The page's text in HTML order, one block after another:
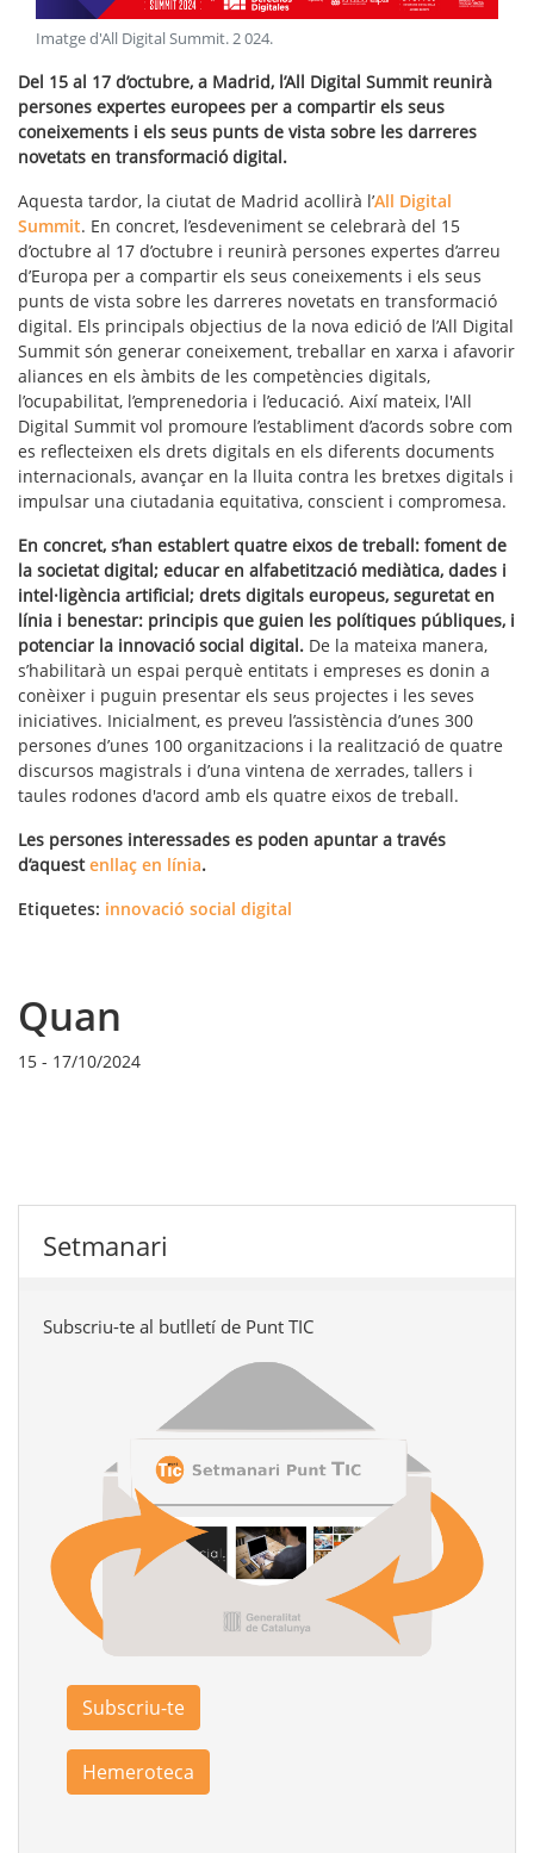
Imatge d'All Digital Summit.2 024.
Del 15 al 17 d’octubre, a Madrid, l’All Digital Summit reunirà
persones expertes europees per a compartir els seus
coneixements i els seus punts de vista sobre les darreres
novetats en transformació digital.
Aquesta tardor, la ciutat de Madrid acollirà l’All Digital
Summit. En concret, l’esdeveniment se celebrarà del 15
d’octubre al 17 d’octubre i reunirà persones expertes d’arreu
d’Europa per a compartir els seus coneixements i els seus
punts de vista sobre les darreres novetats en transformació
digital. Els principals objectius de la nova edició de l’All Digital
Summit són generar coneixement, treballar en xarxa i afavorir
aliances en els àmbits de les competències digitals,
l’ocupabilitat, l’emprenedoria i l’educació. Així mateix, l'All
Digital Summit vol promoure l’establiment d’acords sobre com
es reflecteixen els drets digitals en els diferents documents
internacionals, avançar en la lluita contra les bretxes digitals i
impulsar una ciutadania equitativa, conscient i compromesa.
En concret, s’han establert quatre eixos de treball: foment de
la societat digital; educar en alfabetització mediàtica, dades i
intel·ligència artificial; drets digitals europeus, seguretat en
línia i benestar: principis que guien les polítiques públiques, i
potenciar la innovació social digital. De la mateixa manera,
s’habilitarà un espai perquè entitats i empreses es donin a
conèixer i puguin presentar els seus projectes i les seves
iniciatives. Inicialment, es preveu l’assistència d’unes 300
persones d’unes 100 organitzacions i la realització de quatre
discursos magistrals i d’una vintena de xerrades, tallers i
taules rodones d'acord amb els quatre eixos de treball.
Les persones interessades es poden apuntar a través
d’aquestenllaç en línia.
Etiquetes: innovació social digital
Quan
15 - 17/10/2024
Setmanari
Subscriu-te al butlletí de Punt TIC
Subscriu-te
Hemeroteca